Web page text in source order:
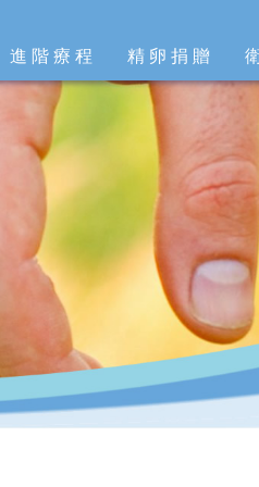
進階療程 精卵捐贈